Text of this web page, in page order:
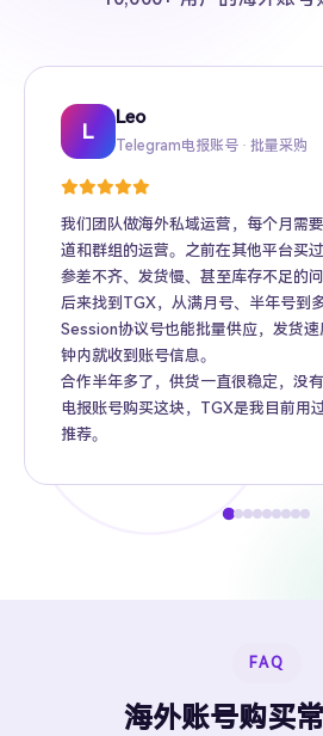
L
Leo
Telegram电报账号 · 批量采购
我们团队做海外私域运营，每个月需
道和群组的运营。之前在其他平台买
参差不齐、发货慢、甚至库存不足的问
后来找到TGX，从满月号、半年号到
Session协议号也能批量供应，发货
钟内就收到账号信息。
合作半年多了，供货一直很稳定，没
电报账号购买这块，TGX是我目前用
推荐。
Sarah
Twitter推特高粉号 · Web3
Kevin
TikTok账号 · 跨境电商矩阵运
Mike
Facebook广告账号 · 跨境广
Amy
Instagram账号 · 品牌海外推
Daniel
Gmail账号 · Apple ID · AI工
Jason
YouTube账号 · 内容变现
Wing
Telegram Premium代充 · 个
Richard
海外账号批发 · MCN机构
FAQ
海外账号购买